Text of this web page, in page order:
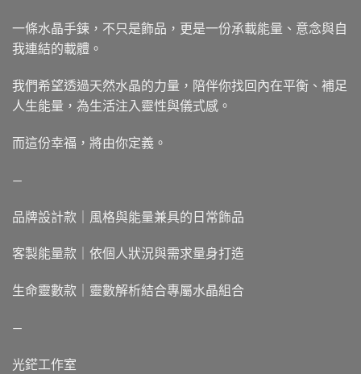
一條水晶手鍊，不只是飾品，更是一份承載能量、意念與自
我連結的載體。
我們希望透過天然水晶的力量，陪伴你找回內在平衡、補足
人生能量，為生活注入靈性與儀式感。
而這份幸福，將由你定義。
—
品牌設計款｜風格與能量兼具的日常飾品
客製能量款｜依個人狀況與需求量身打造
生命靈數款｜靈數解析結合專屬水晶組合
—
光鋩工作室